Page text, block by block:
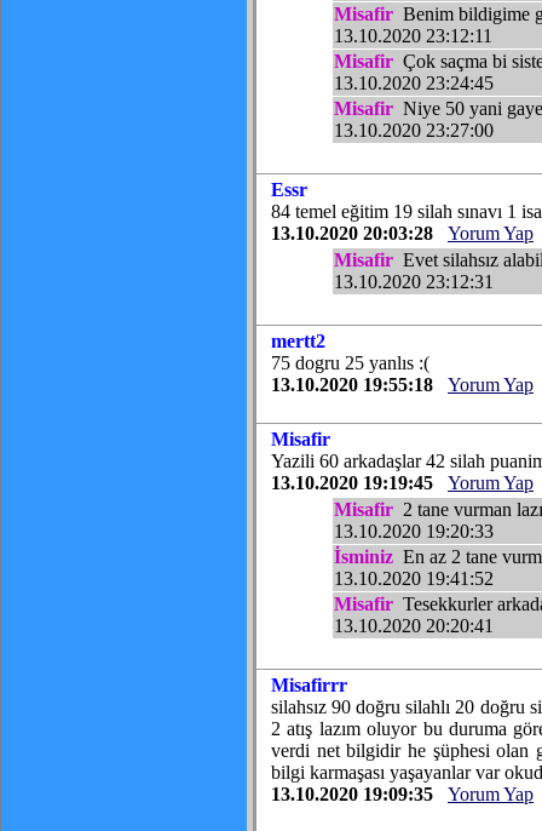
Misafir Benim bildigime
13.10.2020 23:12:11
Misafir Çok saçma bi
13.10.2020 23:24:45
Misafir Niye 50 yani
13.10.2020 23:27:00
Essr
84 temel eğitim 19 silah sınavı 1
13.10.2020 20:03:28
Yorum Yap
Misafir Evet silahsız
13.10.2020 23:12:31
mertt2
75 dogru 25 yanlıs :(
13.10.2020 19:55:18
Yorum Yap
Misafir
Yazili 60 arkadaşlar 42 silah
13.10.2020 19:19:45
Yorum Yap
Misafir 2 tane vurman
13.10.2020 19:20:33
İsminiz En az 2 tane
13.10.2020 19:41:52
Misafir Tesekkurler
13.10.2020 20:20:41
Misafirrr
silahsız 90 doğru silahlı 20 doğru
2 atış lazım oluyor bu duruma
verdi net bilgidir he şüphesi olan
bilgi karmaşası yaşayanlar var
13.10.2020 19:09:35
Yorum Yap